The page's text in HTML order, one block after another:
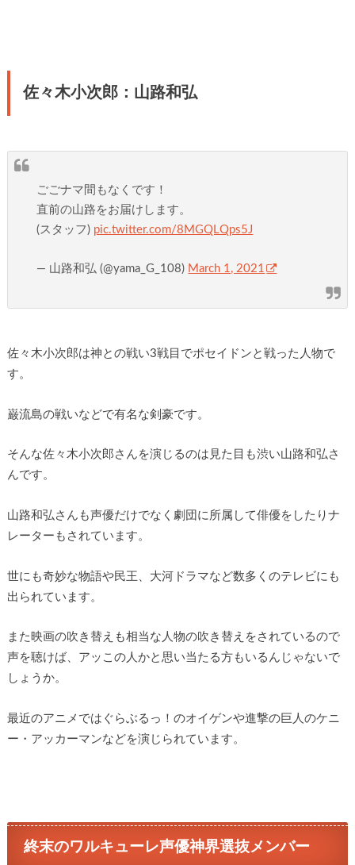
佐々木小次郎：山路和弘
ごごナマ間もなくです！
直前の山路をお届けします。
(スタッフ) pic.twitter.com/8MGQLQps5J
— 山路和弘 (@yama_G_108) March 1, 2021
佐々木小次郎は神との戦い3戦目でポセイドンと戦った人物で
す。
巌流島の戦いなどで有名な剣豪です。
そんな佐々木小次郎さんを演じるのは見た目も渋い山路和弘さ
んです。
山路和弘さんも声優だけでなく劇団に所属して俳優をしたりナ
レーターもされています。
世にも奇妙な物語や民王、大河ドラマなど数多くのテレビにも
出られています。
また映画の吹き替えも相当な人物の吹き替えをされているので
声を聴けば、アッこの人かと思い当たる方もいるんじゃないで
しょうか。
最近のアニメではぐらぶるっ！のオイゲンや進撃の巨人のケニ
ー・アッカーマンなどを演じられています。
終末のワルキューレ声優神界選抜メンバー